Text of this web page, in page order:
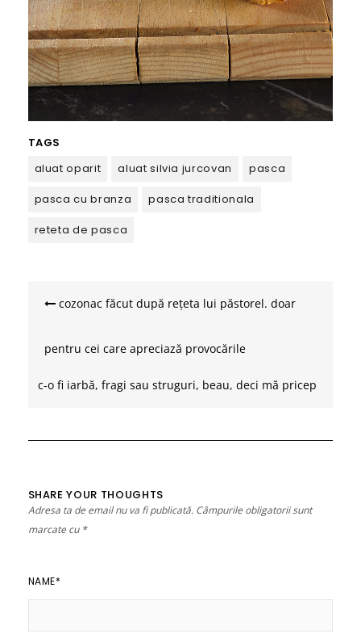
TAGS
aluat oparit
aluat silvia jurcovan
pasca
pasca cu branza
pasca traditionala
reteta de pasca
cozonac făcut după rețeta lui păstorel. doar
pentru cei care apreciază provocările
c-o fi iarbă, fragi sau struguri, beau, deci mă pricep
SHARE YOUR THOUGHTS
Adresa ta de email nu va fi publicată. Câmpurile obligatorii sunt
marcate cu *
NAME*